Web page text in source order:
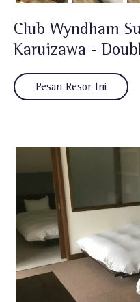
Club Wyndham
Karuizawa -
Pesan Resor Ini